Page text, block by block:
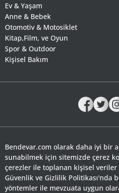
Ev & Yaşam
Anne & Bebek
Otomotiv & Motosiklet
Kitap,Film, ve Oyun
Spor & Outdoor
Kişisel Bakım
Bendevar.com olarak daha iyi bir
sunabilmek için sitemizde çerez
çerezler ile toplanan kişisel veriler
Güvenlik ve Gizlilik Politikası'nda
yöntemler ile mevzuata uygun